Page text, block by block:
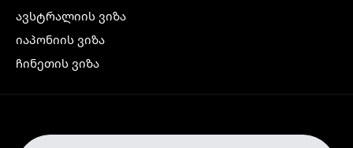
ავსტრალიის ვიზა
იაპონიის ვიზა
ჩინეთის ვიზა
ჩრდილოეთ ირლანდიის ვიზა